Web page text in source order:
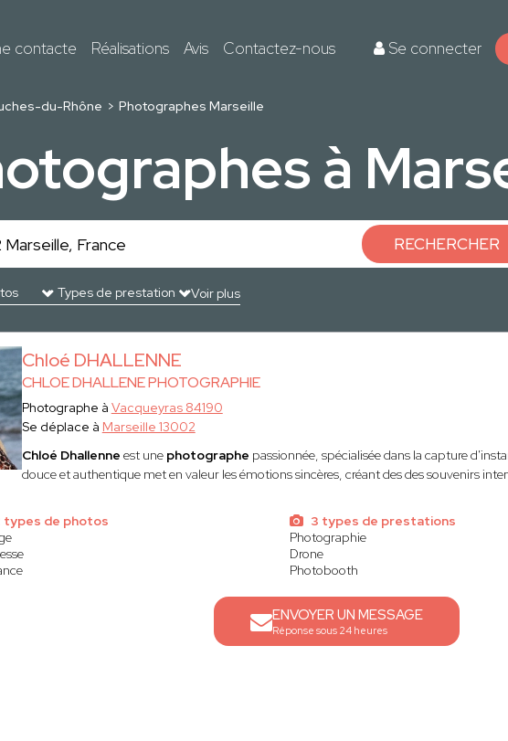
contacte Réalisations Avis Contactez-nous Se connecter
du-Rhône Photographes Marseille
à
RECHERCHER
Voir plus
Chloé DHALLENNE
CHLOE DHALLENE PHOTOGRAPHIE
Photographe à Vacqueyras 84190
Se déplace à Marseille 13002
Chloé Dhallenne est une photographe passionnée, spécialisée dans la capture
douce et authentique met en valeur les émotions sincères, créant des des souvenirs
types de photos
3 types de prestations
Photographie
Drone
Photobooth
ENVOYER UN MESSAGE
Réponse sous 24 heures